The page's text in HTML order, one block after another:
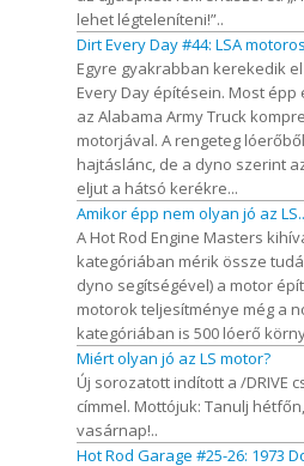
lehet légteleníteni!”..
Dirt Every Day #44: LSA motoros
Egyre gyakrabban kerekedik
Every Day építésein. Most épp
az Alabama Army Truck
motorjával. A rengeteg
hajtáslánc, de a dyno szerint
eljut a hátsó kerékre...
Amikor épp nem olyan jó az
A Hot Rod Engine Masters
kategóriában mérik össze
dyno segítségével) a motor
motorok teljesítménye még a
kategóriában is 500 lóerő
Miért olyan jó az LS motor?
Új sorozatott indított a /DRIVE
címmel. Mottójuk: Tanulj
vasárnap!..
Hot Rod Garage #25-26: 1973